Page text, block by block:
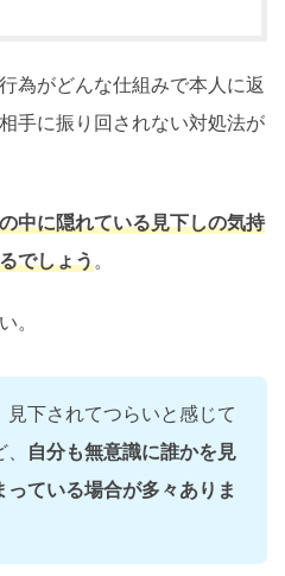
為がどんな仕組みで本人に返
手に振り回されない対処法が
中に隠れている見下しの気持
でしょう。
。
見下されてつらいと感じて
自分も無意識に誰かを見
っている場合が多々ありま